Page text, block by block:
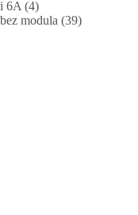
6A (4)
modula (39)